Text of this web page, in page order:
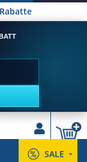
SALE